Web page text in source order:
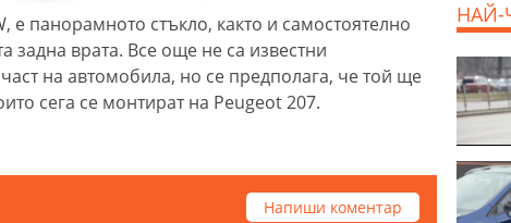
е панорамното стъкло, както и самостоятелно
задна врата. Все още не са известни
на автомобила, но се предполага, че той ще
сега се монтират на Peugeot 207.
Напиши коментар
НАЙ-